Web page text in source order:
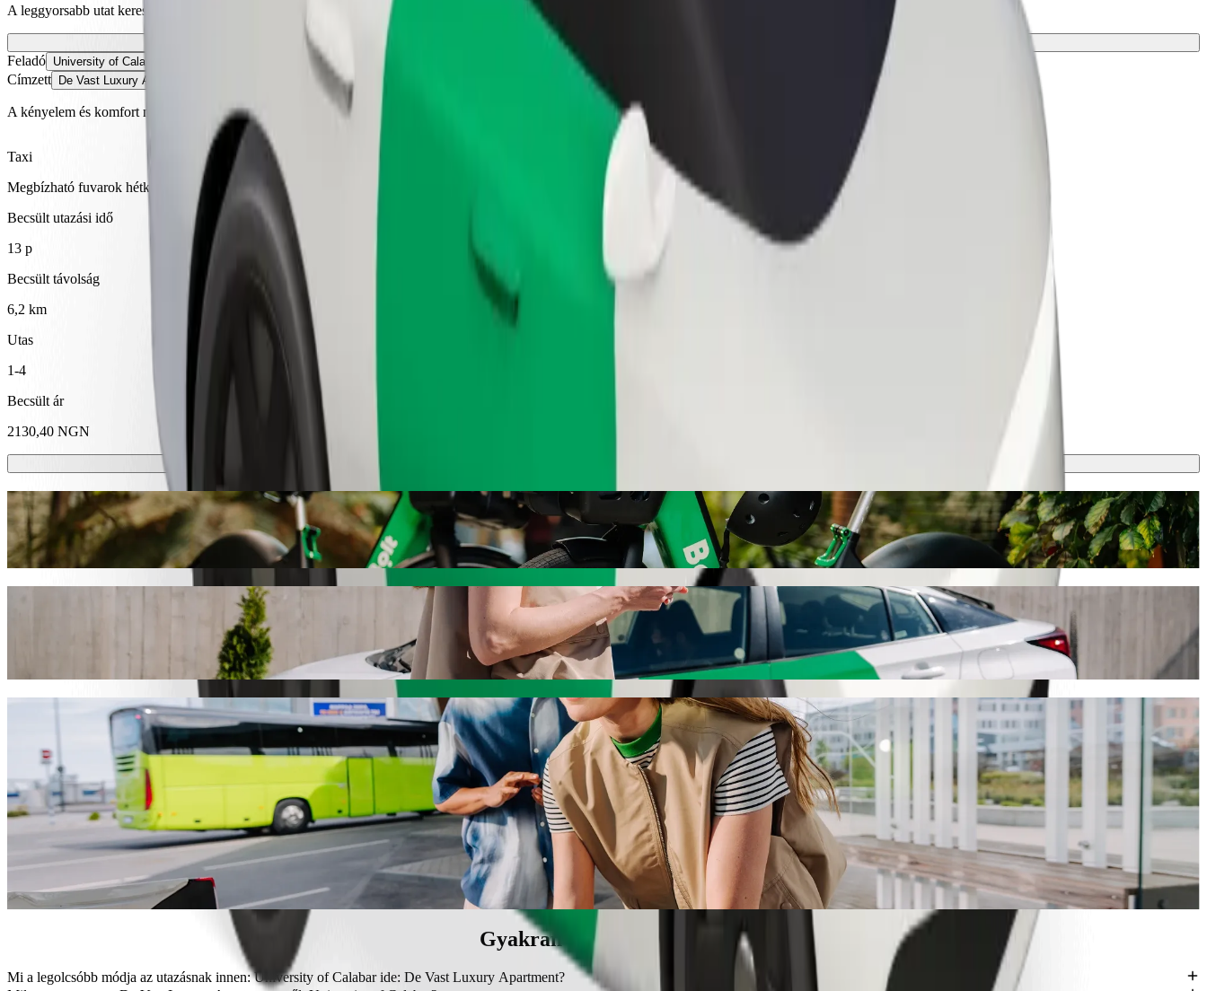
A leggyorsabb utat keresed University of Calabar és De Vast Luxury Apartment között? Fedezd fel szolgáltatásainkat, és találd meg a tökéletes megoldást az utazásodhoz.
Irány az alkalmazás
Feladó University of Calabar
Címzett De Vast Luxury Apartment
A kényelem és komfort már csak pár érintésre van!
Taxi
Megbízható fuvarok hétköznapi, közepes méretű járművekkel.
Becsült utazási idő
13 p
Becsült távolság
6,2 km
Utas
1-4
Becsült ár
2130,40 NGN
E-rollerek vagy e-kerékpárok
Közlekedj Calabar városában rollerrel vagy e-kerékpárral
Töltsd le a Bolt appot
Juss el innen: University of Calabar ide: De Vast Luxury Apartment Bolt utasszállítással
Válaszd a Bolt utasszállítást, ha a legjobb árat keresed De Vast Luxury Apartment eléréséhez. A Bolttal az utazás körülbelül 13 p időt vesz igénybe, és várhatóan 2130,40 NGN NGN lesz. Bármilyen alkalomra,
megtaláljuk neked a tökéletes járművet.
Bolt szolgáltatások University of Calabar és De Vast Luxury Apartment között
Sok csomagod van? Foglalj XL autót egészen 6 főig.
Stílusosan szeretnél megérkezni? Próbáld ki a Bolt prémium autóit.
Gyerekkel utazol? Rendelj gyermekbarát fuvart ülésmagasítóval.
A kedvenced is veled tart? Próbáld ki kisállatbarát fuvarainkat.
Kérsz segítséget? Támogatás kategóriánk kerekesszékkel akadálymentes járműveket kínál.
Megfizethető utazás? Élvezd a kompakt autókat kedvező áron a Bolt Basic szolgáltatással.
Töltsd le a Bolt appot
Gyakran ismételt kérdések
Mi a legolcsóbb módja az utazásnak innen: University of Calabar ide: De Vast Luxury Apartment?